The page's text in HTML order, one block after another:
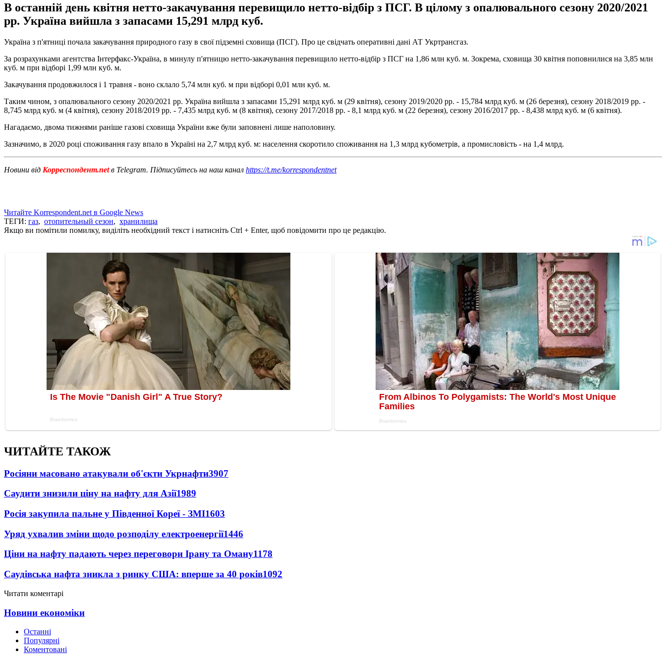
В останній день квітня нетто-закачування перевищило нетто-відбір з ПСГ. В цілому з опалювального сезону 2020/2021
рр. Україна вийшла з запасами 15,291 млрд куб.
Україна з п'ятниці почала закачування природного газу в свої підземні сховища (ПСГ). Про це свідчать оперативні дані АТ Укртрансгаз.
За розрахунками агентства Інтерфакс-Україна, в минулу п'ятницю нетто-закачування перевищило нетто-відбір з ПСГ на 1,86 млн куб. м. Зокрема, сховища 30 квітня поповнилися на 3,85 млн
куб. м при відборі 1,99 млн куб. м.
Закачування продовжилося і 1 травня - воно склало 5,74 млн куб. м при відборі 0,01 млн куб. м.
Таким чином, з опалювального сезону 2020/2021 рр. Україна вийшла з запасами 15,291 млрд куб. м (29 квітня), сезону 2019/2020 рр. - 15,784 млрд куб. м (26 березня), сезону 2018/2019 рр. -
8,745 млрд куб. м (4 квітня), сезону 2018/2019 рр. - 7,435 млрд куб. м (8 квітня), сезону 2017/2018 рр. - 8,1 млрд куб. м (22 березня), сезону 2016/2017 рр. - 8,438 млрд куб. м (6 квітня).
Нагадаємо, двома тижнями раніше газові сховища України вже були заповнені лише наполовину.
Зазначимо, в 2020 році споживання газу впало в Україні на 2,7 млрд куб. м: населення скоротило споживання на 1,3 млрд кубометрів, а промисловість - на 1,4 млрд.
Новини від Корреспондент.netв Telegram. Підписуйтесь на наш канал https://t.me/korrespondentnet
Читайте Korrespondent.net в Google News
ТЕГИ: газ, отопительный сезон, хранилища
Якщо ви помітили помилку, виділіть необхідний текст і натисніть Ctrl + Enter, щоб повідомити про це редакцію.
ЧИТАЙТЕ ТАКОЖ
Росіяни масовано атакували об'єкти Укрнафти3907
Саудити знизили ціну на нафту для Азії1989
Росія закупила пальне у Південної Кореї - ЗМІ1603
Уряд ухвалив зміни щодо розподілу електроенергії1446
Ціни на нафту падають через переговори Ірану та Оману1178
Саудівська нафта зникла з ринку США: вперше за 40 років1092
Читати коментарі
Новини економіки
Останні
Популярні
Коментовані